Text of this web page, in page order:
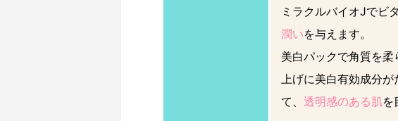
ミラクルバイオJでビ
潤いを与えます。
美白パックで角質を柔
上げに美白有効成分が
て、 透明感のある肌を